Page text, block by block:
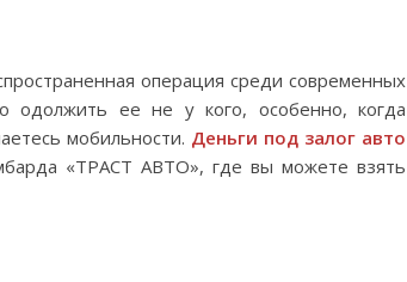
операция среди современных
одолжить ее не у кого, особенно, когда
мобильности. Деньги под залог авто
«ТРАСТ АВТО», где вы можете взять